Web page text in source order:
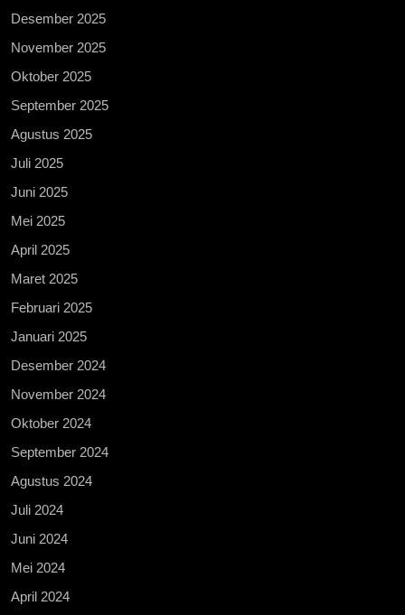
Desember 2025
November 2025
Oktober 2025
September 2025
Agustus 2025
Juli 2025
Juni 2025
Mei 2025
April 2025
Maret 2025
Februari 2025
Januari 2025
Desember 2024
November 2024
Oktober 2024
September 2024
Agustus 2024
Juli 2024
Juni 2024
Mei 2024
April 2024